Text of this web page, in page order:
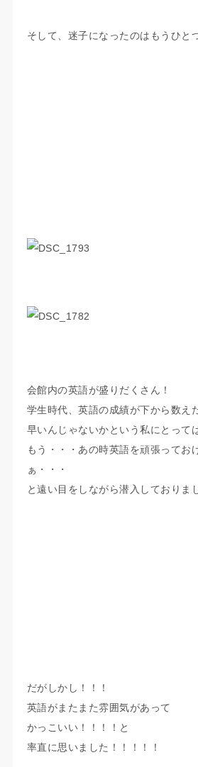
そして、迷子になったのはもうひと
会館内の英語が盛りだくさん！
学生時代、英語の成績が下から数え
早いんじゃないかという私にとって
もう・・・あの時英語を頑張ってお
ぁ・・・
と遠い目をしながら潜入しておりま
だがしかし！！！
英語がまたまた雰囲気があって
かっこいい！！！！と
率直に思いました！！！！！